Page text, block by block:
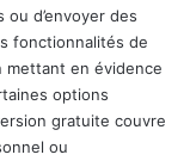
ou d’envoyer des
fonctionnalités de
mettant en évidence
options
gratuite couvre
ou